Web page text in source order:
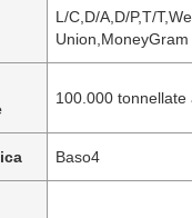
L/C,D/A,D/P,T/
Union,MoneyGram
100.000 tonnellate
Baso4